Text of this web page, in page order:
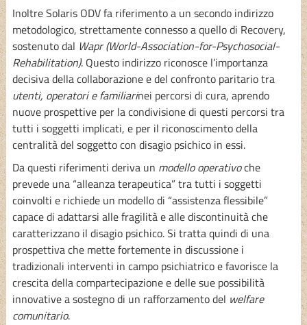
Inoltre Solaris ODV fa riferimento a un secondo indirizzo
metodologico, strettamente connesso a quello di Recovery,
sostenuto dal Wapr (World-Association-for-Psychosocial-
Rehabilitation). Questo indirizzo riconosce l’importanza
decisiva della collaborazione e del confronto paritario tra
utenti, operatori e familiarinei percorsi di cura, aprendo
nuove prospettive per la condivisione di questi percorsi tra
tutti i soggetti implicati, e per il riconoscimento della
centralità del soggetto con disagio psichico in essi.
Da questi riferimenti deriva un modello operativoche
prevede una “alleanza terapeutica” tra tutti i soggetti
coinvolti e richiede un modello di “assistenza flessibile”
capace di adattarsi alle fragilità e alle discontinuità che
caratterizzano il disagio psichico. Si tratta quindi di una
prospettiva che mette fortemente in discussione i
tradizionali interventi in campo psichiatrico e favorisce la
crescita della compartecipazione e delle sue possibilità
innovative a sostegno di un rafforzamento del welfare
comunitario.